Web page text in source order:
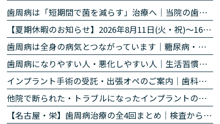
歯周病は「短期間で菌を減らす」治療へ｜当院の歯周病除菌プログラム
【夏期休暇のお知らせ】2026年8月11日(火・祝)〜16日(日)
歯周病は全身の病気とつながっています｜糖尿病・心臓・誤嚥性肺炎・認知症との関係｜名古屋・栄の高山歯科室
歯周病になりやすい人・悪化しやすい人｜生活習慣・持病・お薬のリスク因子｜名古屋・栄の高山歯科室
インプラント手術の受託・出張オペのご案内｜歯科医師の先生方へ
他院で断られた・トラブルになったインプラントのご相談
【名古屋・栄】歯周病治療の全4回まとめ｜検査から再生治療・歯肉退縮まで専門医が解説